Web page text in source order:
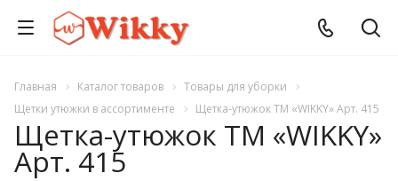
Главная Каталог товаров
Товары для уборки
Щетки утюжки в ассортименте
Щетка-утюжок ТМ «WIKKY» Арт. 415
Щетка-утюжок ТМ «WIKKY»
Арт. 415